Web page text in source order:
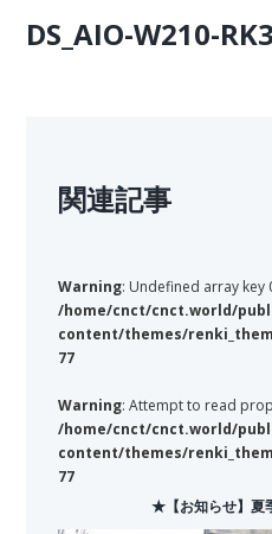
DS_AIO-W210-
関連記事
Warning: Undefined array key
/home/cnct/cnct.world/
content/themes/
77
Warning: Attempt to read
/home/cnct/cnct.world/
content/themes/
77
★【お知らせ】夏